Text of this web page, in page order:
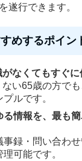
遂行できます。
めするポイン
がなくてもすぐに
ない65歳の方で
ルです。
る情報を、最も
事録・問い合わ
可能です。